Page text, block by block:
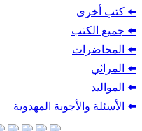
⬅️ كتب أخرى
⬅️ جميع الكتب
⬅️ المحاضرات
⬅️ المراثي
⬅️ المواليد
⬅️ الأسئلة والأجوبة المهدوية